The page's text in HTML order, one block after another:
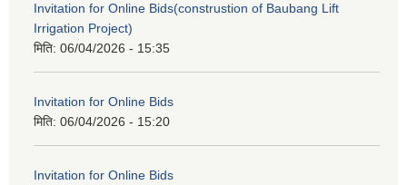
Invitation for Online Bids(construstion of Baubang Lift
Irrigation Project)
मिति: 06/04/2026 - 15:35
Invitation for Online Bids
मिति: 06/04/2026 - 15:20
Invitation for Online Bids